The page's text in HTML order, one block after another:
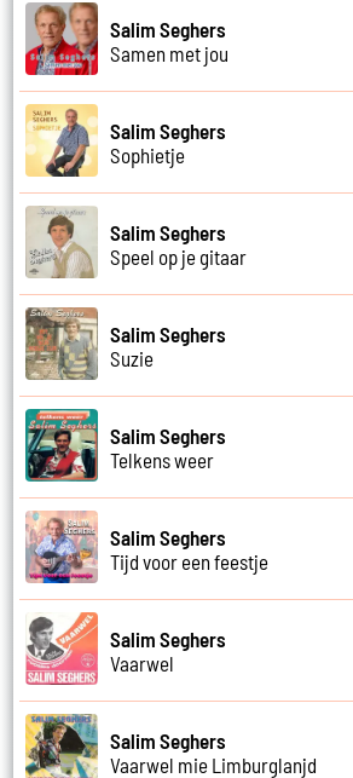
Salim Seghers
Samen met jou
Salim Seghers
Sophietje
Salim Seghers
Speel op je gitaar
Salim Seghers
Suzie
Salim Seghers
Telkens weer
Salim Seghers
Tijd voor een feestje
Salim Seghers
Vaarwel
Salim Seghers
Vaarwel mie Limburglanjd